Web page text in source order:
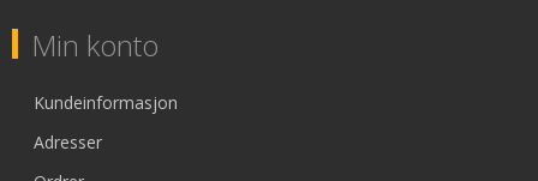
Min konto
Kundeinformasjon
Adresser